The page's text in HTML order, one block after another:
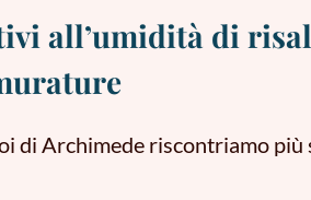
all’umidità di
di Archimede riscontriamo più